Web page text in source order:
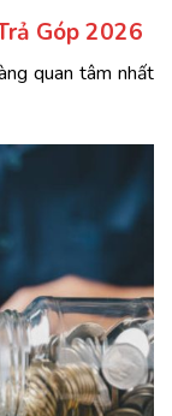
Góp 2026
quan tâm nhất